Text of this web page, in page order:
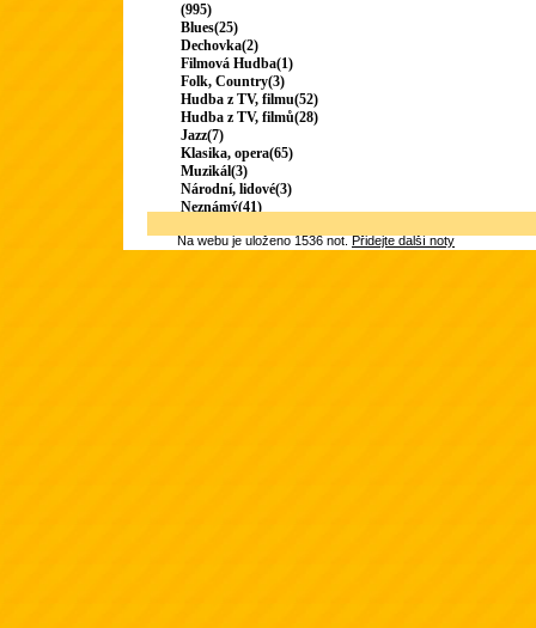
(995)
Blues(25)
Dechovka(2)
Filmová Hudba(1)
Folk, Country(3)
Hudba z TV, filmu(52)
Hudba z TV, filmů(28)
Jazz(7)
Klasika, opera(65)
Muzikál(3)
Národní, lidové(3)
Neznámý(41)
Na webu je uloženo 1536 not.Přidejte další noty